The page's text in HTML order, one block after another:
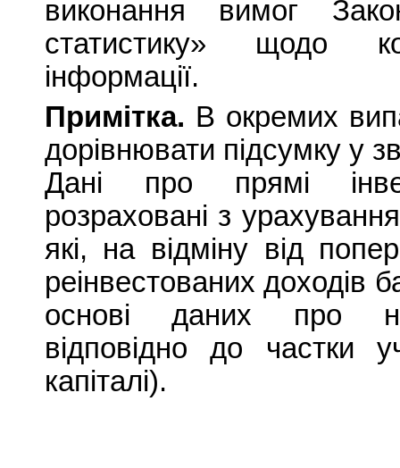
виконання вимог
статистику» щодо
інформації.
Примітка. В окремих
дорівнювати підсумку у
Дані про прямі
розраховані з
які, на відміну від
реінвестованих доходів
основі даних про
відповідно до частки
капіталі).